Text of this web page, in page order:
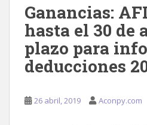
Ganancias:
hasta el 30 de
plazo para
deducciones
26 abril, 2019 Aconpy.com